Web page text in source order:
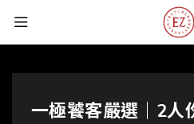
一極饕客嚴選｜2人